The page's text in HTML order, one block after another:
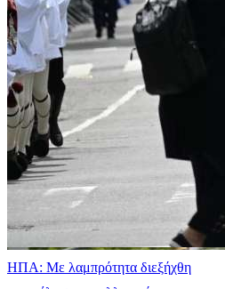
ΗΠΑ: Με λαμπρότητα διεξήχθη